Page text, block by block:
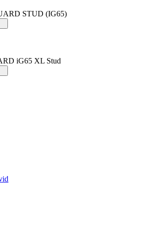
STUD (IG65)
iG65 XL Stud